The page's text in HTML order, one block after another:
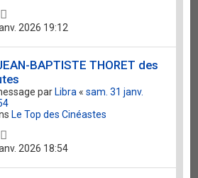
2026 19:12
BAPTISTE THORET des
par Libra «sam. 31 janv.
Le Top des Cinéastes
2026 18:54